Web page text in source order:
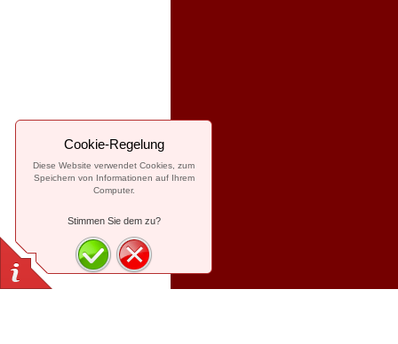
Cookie-Regelung
Diese Website verwendet Cookies, zum
Speichern von Informationen auf Ihrem
Computer.
Stimmen Sie dem zu?